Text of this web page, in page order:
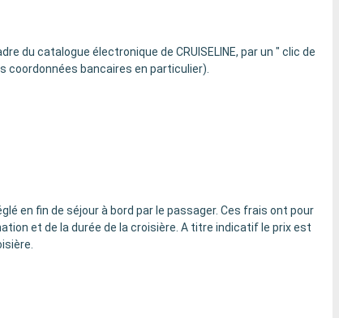
du catalogue électronique de CRUISELINE, par un " clic de
bancaires en particulier).
en fin de séjour à bord par le passager. Ces frais ont pour
et de la durée de la croisière. A titre indicatif le prix est